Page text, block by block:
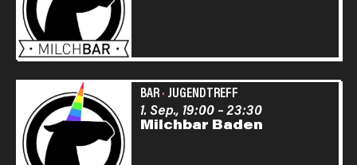
BAR· JUGENDTREFF
Milchbar Baden
1. Sep., 19:00–23:30